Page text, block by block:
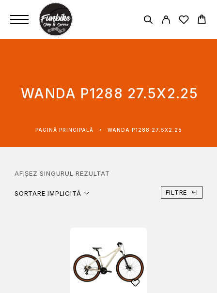
WANDA P1288 27.5X2.25
PAGINĂ PRINCIPALĂ WANDA P1288 27.5X2.25
AFIȘEZ SINGURUL REZULTAT
SORTARE IMPLICITĂ FILTRE